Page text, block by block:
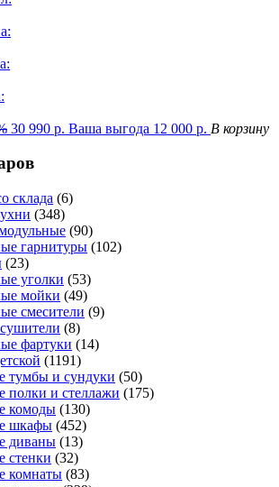
30 990 р. Ваша выгода 12 000 р. В корзину
склада (6)
(348)
(90)
гарнитуры (102)
(23)
уголки (53)
мойки (49)
смесители (9)
(8)
фартуки (14)
(1191)
тумбы и сундуки (50)
полки и стеллажи (175)
комоды (130)
шкафы (452)
диваны (13)
стенки (32)
комнаты (83)